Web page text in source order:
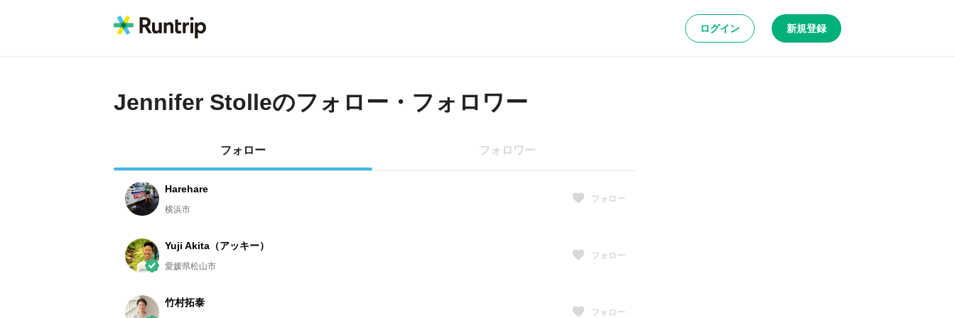
ログイン 新規登録
Jennifer Stolleのフォロー・フォロワー
フォロー フォロワー
Harehare
横浜市
フォロー
Yuji Akita（アッキー）
愛媛県松山市
フォロー
竹村拓泰
フォロー